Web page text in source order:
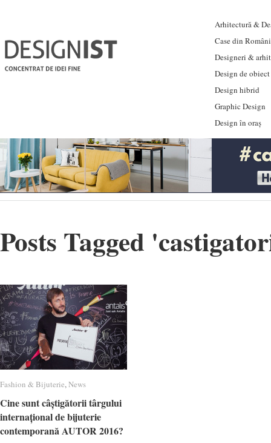
Arhitectură &
Case din
Designeri &
Design de obiect
Design hibrid
Graphic Design
Design în oraș
Posts Tagged '
Fashion & Bijuterie,News
Cine sunt câștigătorii târgului
internațional de bijuterie
contemporană AUTOR 2016?
Fashion & Bijuterie News
Cine sunt câștigătorii târgului
internațional de bijuterie
contemporană AUTOR 2016?